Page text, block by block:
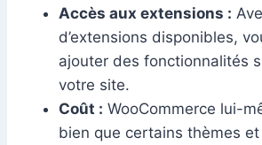
Accès aux extensions :
d’extensions disponibles,
ajouter des fonctionnalités
votre site.
Coût : WooCommerce lui-
bien que certains thèmes